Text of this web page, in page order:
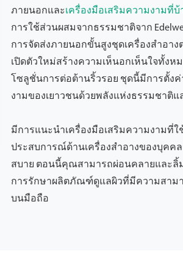
ภายนอกและเครื่องมือเสริมความงามที่บ้
การใช้ส่วนผสมจากธรรมชาติจาก
การจัดส่งภายนอกขั้นสูงชุดเครื่องสำอาง
เปิดตัวใหม่สร้างความเห็นอกเห็นใจทั้งห
โซลูชั่นการต่อต้านริ้วรอย ชุดนี้มีการตั้ง
งามของเยาวชนด้วยพลังแห่งธรรมชาติแ
มีการแนะนำเครื่องมือเสริมความงามที่ใ
ประสบการณ์ด้านเครื่องสำอางของบุคค
สบาย ตอนนี้คุณสามารถผ่อนคลายและ
การรักษาผลิตภัณฑ์ดูแลผิวที่มีความสาม
บนมือถือ